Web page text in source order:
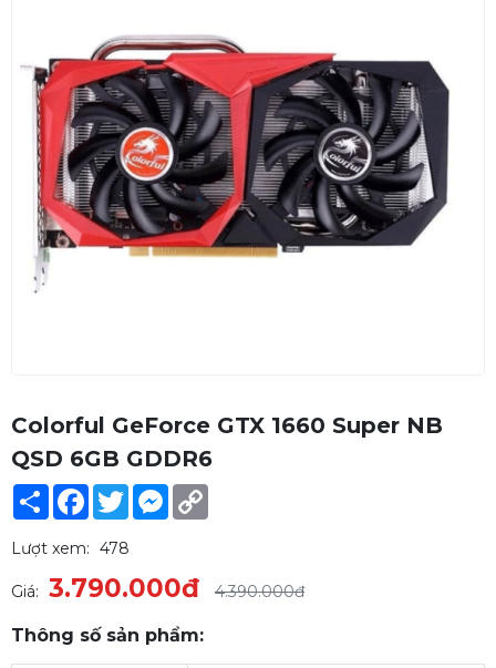
Colorful GeForce GTX 1660 Super NB
QSD 6GB GDDR6
Share Facebook
TwitterMessenger
Lượt xem: 478
Giá: 3.790.000đ 4.390.000đ
Thông số sản phẩm: